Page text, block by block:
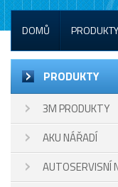
DOMŮ PRODUKTY
PRODUKTY
3M PRODUKTY
AKU NÁŘADÍ
AUTOSERVISNÍ